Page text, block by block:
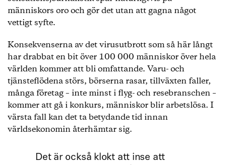
människors oro och gör det utan att gagna något
vettigt syfte.
Konsekvenserna av det virusutbrott som så här långt
har drabbat en bit över 100 000 människor över hela
världen kommer att bli omfattande. Varu- och
tjänsteflödena störs, börserna rasar, tillväxten faller,
många företag – inte minst i flyg- och resebranschen –
kommer att gå i konkurs, människor blir arbetslösa. I
värsta fall kan det ta betydande tid innan
världsekonomin återhämtar sig.
Det är också klokt att inse att